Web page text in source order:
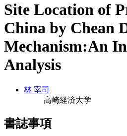
Site Location of
China by Chean
Mechanism:An
Analysis
林 宰司
高崎経済大学
書誌事項